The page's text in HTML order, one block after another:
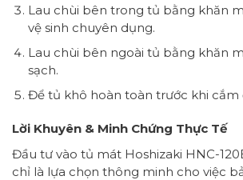
Lau chùi bên trong tủ bằng khăn
vệ sinh chuyên dụng.
Lau chùi bên ngoài tủ bằng khăn
sạch.
Để tủ khô hoàn toàn trước khi cắm
Lời Khuyên & Minh Chứng Thực Tế
Đầu tư vào tủ mát Hoshizaki HNC-
chỉ là lựa chọn thông minh cho việc